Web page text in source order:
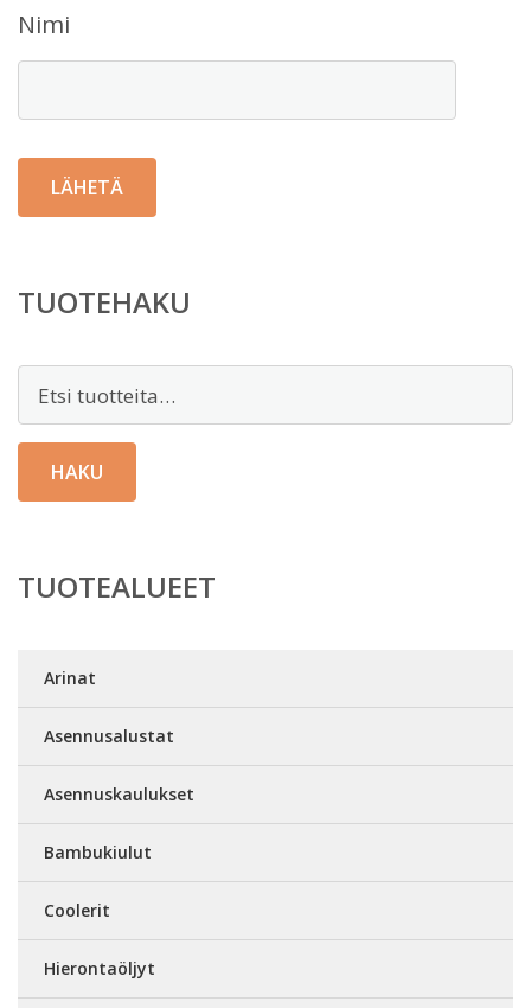
Nimi
TUOTEHAKU
HAKU
TUOTEALUEET
Arinat
Asennusalustat
Asennuskaulukset
Bambukiulut
Coolerit
Hierontaöljyt